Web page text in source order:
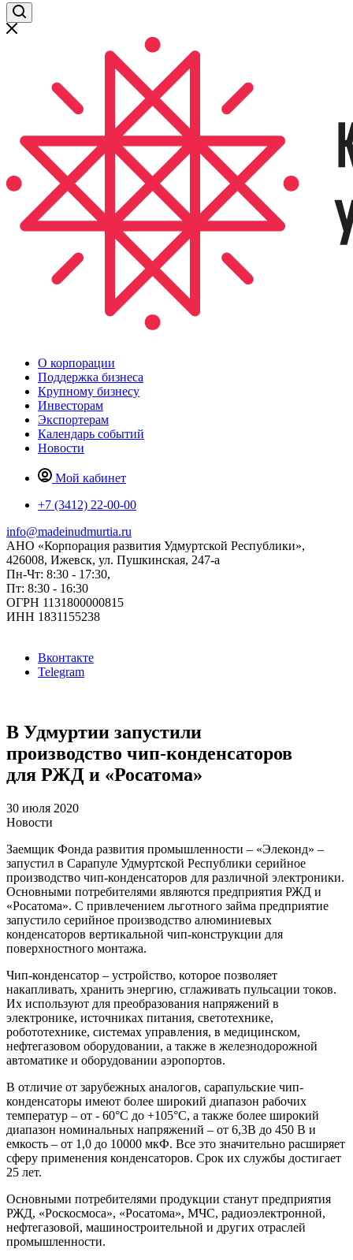
О корпорации
Поддержка бизнеса
Крупному бизнесу
Инвесторам
Экспортерам
Календарь событий
Новости
Мой кабинет
+7 (3412) 22-00-00
info@madeinudmurtia.ru
АНО «Корпорация развития Удмуртской Республики»,
426008, Ижевск, ул. Пушкинская, 247-а
Пн-Чт: 8:30 - 17:30,
Пт: 8:30 - 16:30
ОГРН 1131800000815
ИНН 1831155238
Вконтакте
Telegram
В Удмуртии запустили
производство чип-конденсаторов
для РЖД и «Росатома»
30 июля 2020
Новости
Заемщик Фонда развития промышленности – «Элеконд» –
запустил в Сарапуле Удмуртской Республики серийное
производство чип-конденсаторов для различной электроники.
Основными потребителями являются предприятия РЖД и
«Росатома». С привлечением льготного займа предприятие
запустило серийное производство алюминиевых
конденсаторов вертикальной чип-конструкции для
поверхностного монтажа.
Чип-конденсатор – устройство, которое позволяет
накапливать, хранить энергию, сглаживать пульсации токов.
Их используют для преобразования напряжений в
электронике, источниках питания, светотехнике,
робототехнике, системах управления, в медицинском,
нефтегазовом оборудовании, а также в железнодорожной
автоматике и оборудовании аэропортов.
В отличие от зарубежных аналогов, сарапульские чип-
конденсаторы имеют более широкий диапазон рабочих
температур – от - 60°С до +105°С, а также более широкий
диапазон номинальных напряжений – от 6,3В до 450 В и
емкость – от 1,0 до 10000 мкФ. Все это значительно расширяет
сферу применения конденсаторов. Срок их службы достигает
25 лет.
Основными потребителями продукции станут предприятия
РЖД, «Роскосмоса», «Росатома», МЧС, радиоэлектронной,
нефтегазовой, машиностроительной и других отраслей
промышленности.